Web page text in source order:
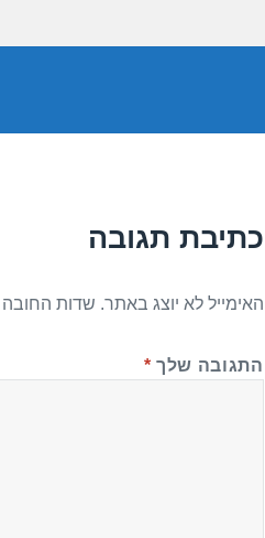
כתיבת תגובה
האימייל לא יוצג באתר. שדות
התגובה שלך *